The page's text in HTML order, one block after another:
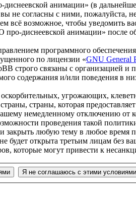
анимации» (в
не согласны с ними, пожалуйста,
всё возможное, чтобы уведомить
про-диснеевской анимации» после
программного
по лицензии «GNU General
строго связаны с организацией
содержания и/или поведения в
оскорбительных, угрожающих,
страны, которая
немедленному отключению от
проведения такой
закрыть любую тему в любое время
будет открыта третьим лицам без
которые могут привести к